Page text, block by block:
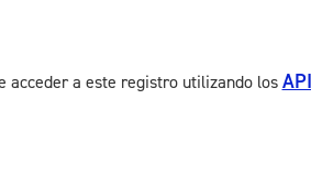
acceder a este registro utilizando los API